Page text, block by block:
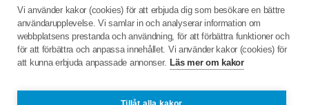
Vi använder kakor (cookies) för att erbjuda dig som besökare en bättre
användarupplevelse. Vi samlar in och analyserar information om
webbplatsens prestanda och användning, för att förbättra funktioner och
för att förbättra och anpassa innehållet. Vi använder kakor (cookies) för
att kunna erbjuda anpassade annonser. Läs mer om kakor
Referat
C/o:Birgitta Nordholm